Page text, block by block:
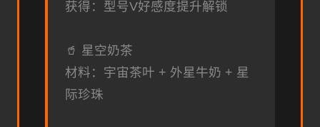
获得：型号V好感度提升解锁
🥤 星空奶茶
材料：宇宙茶叶 + 外星牛奶 + 星
际珍珠